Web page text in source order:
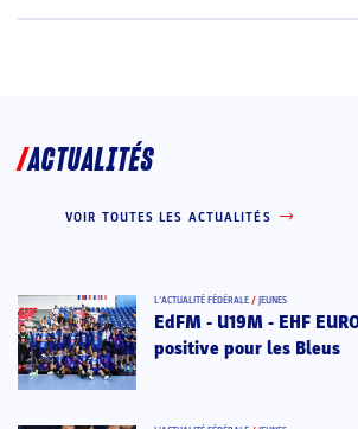
ACTUALITÉS
VOIR TOUTES LES ACTUALITÉS
L’ACTUALITÉ FÉDÉRALE / JEUNES
EdFM - U19M - EHF
positive pour les Bleus